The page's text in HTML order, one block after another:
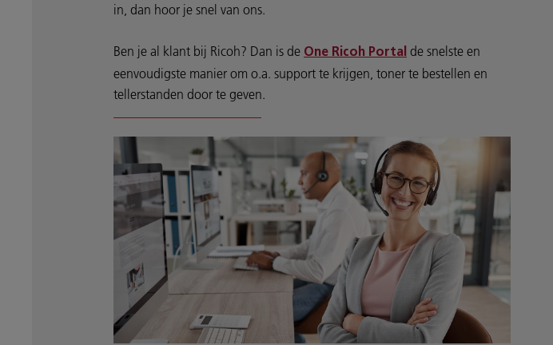
in, dan hoor je snel van ons.
Ben je al klant bij Ricoh? Dan is de One Ricoh Portal de snelste en
eenvoudigste manier om o.a. support te krijgen, toner te bestellen en
tellerstanden door te geven.